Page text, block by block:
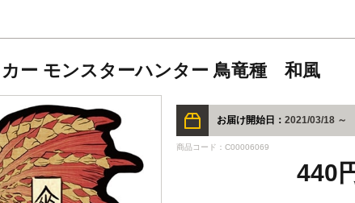
ー モンスターハンター 鳥竜種 和風
お届け開始日： 2021/03/18 ～
商品コード：C00006069
440